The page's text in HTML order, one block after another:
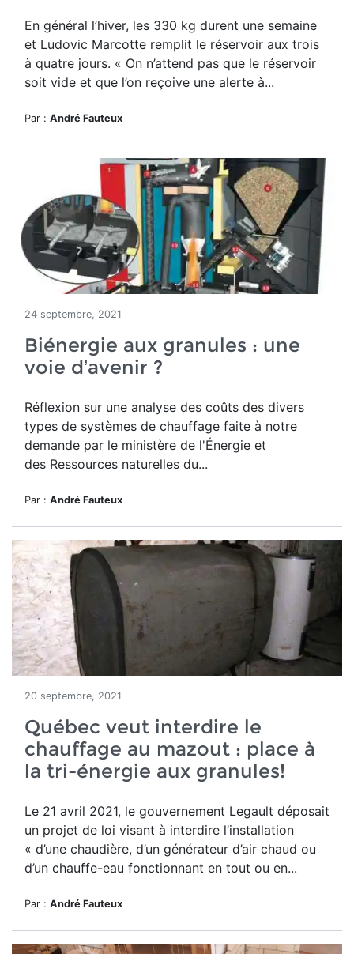
En général l’hiver, les 330 kg durent une semaine
et Ludovic Marcotte remplit le réservoir aux trois
à quatre jours. « On n’attend pas que le réservoir
soit vide et que l’on reçoive une alerte à...
Par : André Fauteux
24 septembre, 2021
Biénergie aux granules : une
voie d’avenir ?
Réflexion sur une analyse des coûts des divers
types de systèmes de chauffage faite à notre
demande par le ministère de l'Énergie et
des Ressources naturelles du...
Par : André Fauteux
20 septembre, 2021
Québec veut interdire le
chauffage au mazout : place à
la tri-énergie aux granules!
Le 21 avril 2021, le gouvernement Legault déposait
un projet de loi visant à interdire l’installation
« d’une chaudière, d’un générateur d’air chaud ou
d’un chauffe-eau fonctionnant en tout ou en...
Par : André Fauteux